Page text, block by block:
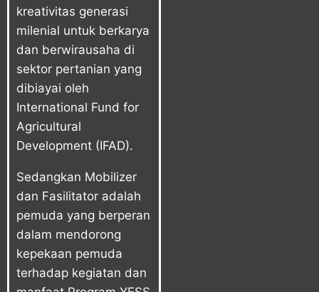
kreativitas generasi
milenial untuk berkarya
dan berwirausaha di
sektor pertanian yang
dibiayai oleh
International Fund for
Agricultural
Development (IFAD).
Sedangkan Mobilizer
dan Fasilitator adalah
pemuda yang berperan
dalam mendorong
kepekaan pemuda
terhadap kegiatan dan